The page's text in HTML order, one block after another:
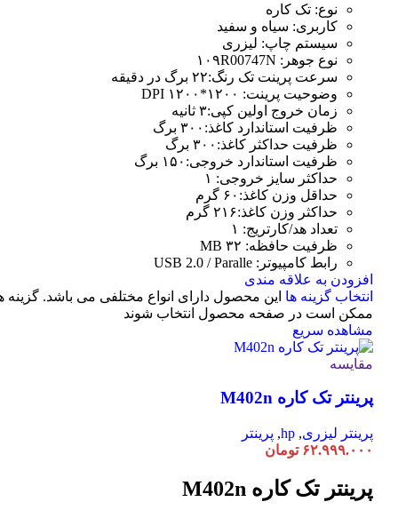
نوع: تک کاره
کاربری: سیاه و سفید
سیستم چاپ: لیزری
نوع جوهر: ۱۰۹R00747N
سرعت پرینت تک رنگ:۲۲ برگ در دقیقه
وضوحیت پرینت: ۱۲۰۰*۱۲۰۰ DPI
زمان خروج اولین کپی:۳ ثانیه
ظرفیت استاندارد کاغذ:۳۰۰ برگ
ظرفیت حداکثر کاغذ:۳۰۰ برگ
ظرفیت استاندارد خروجی:۱۵۰ برگ
حداکثر سایز خروجی: ۱
حداقل وزن کاغذ:۶۰ گرم
حداکثر وزن کاغذ:۲۱۶ گرم
تعداد هد/کارتریج: ۱
ظرفیت حافظه: ۳۲ MB
رابط کامپیوتر: USB 2.0 / Paralle
افزودن به علاقه مندی
انتخاب گزینه ها این محصول دارای انواع مختلفی می باشد. گزینه
ممکن است در صفحه محصول انتخاب شوند
مشاهده سریع
مقایسه
پرینتر تک کاره M402n
پرینتر لیزری,
hp
, پرینتر
۶۲.۹۹۹.۰۰۰ تومان
پرینتر تک کاره M402n